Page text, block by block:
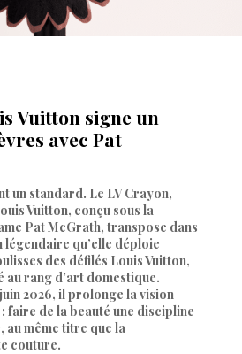
Vuitton signe un
avec Pat
un standard. Le LV Crayon,
Vuitton, conçu sous la
Pat McGrath, transpose dans
qu’elle déploie
des défilés Louis Vuitton,
au rang d’art domestique.
2026, il prolonge la vision
faire de la beauté une discipline
même titre que la
couture.